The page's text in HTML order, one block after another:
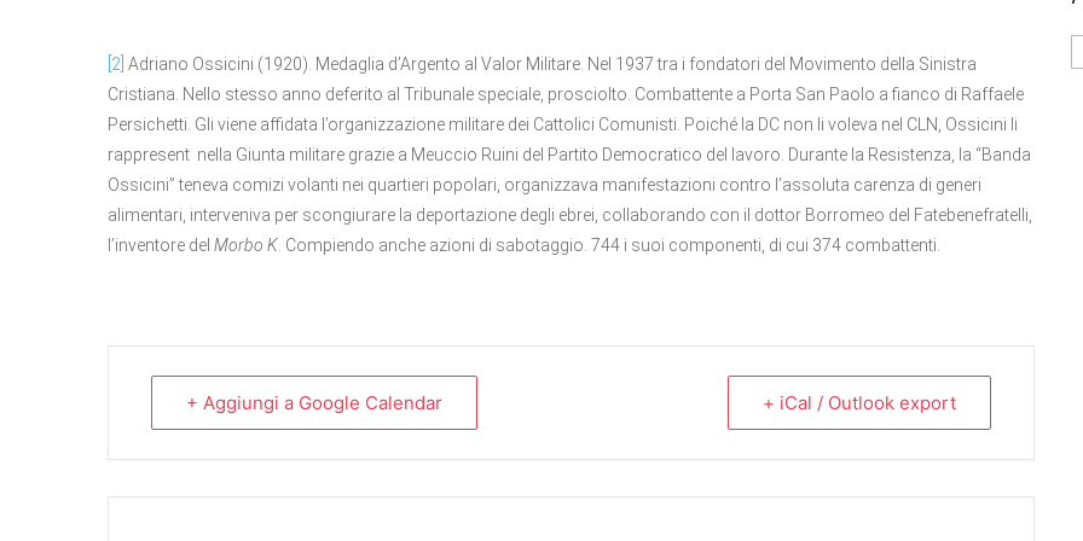
[2] Adriano Ossicini (1920). Medaglia d’Argento al Valor Militare. Nel 1937 tra i fondatori del Movimento della Sinistra
Cristiana. Nello stesso anno deferito al Tribunale speciale, prosciolto. Combattente a Porta San Paolo a fianco di Raffaele
Persichetti. Gli viene affidata l’organizzazione militare dei Cattolici Comunisti. Poiché la DC non li voleva nel CLN, Ossicini li
rappresent nella Giunta militare grazie a Meuccio Ruini del Partito Democratico del lavoro. Durante la Resistenza, la “Banda
Ossicini” teneva comizi volanti nei quartieri popolari, organizzava manifestazioni contro l’assoluta carenza di generi
alimentari, interveniva per scongiurare la deportazione degli ebrei, collaborando con il dottor Borromeo del Fatebenefratelli,
l’inventore del Morbo K . Compiendo anche azioni di sabotaggio. 744 i suoi componenti, di cui 374 combattenti.
+ Aggiungi a Google Calendar + iCal / Outlook export